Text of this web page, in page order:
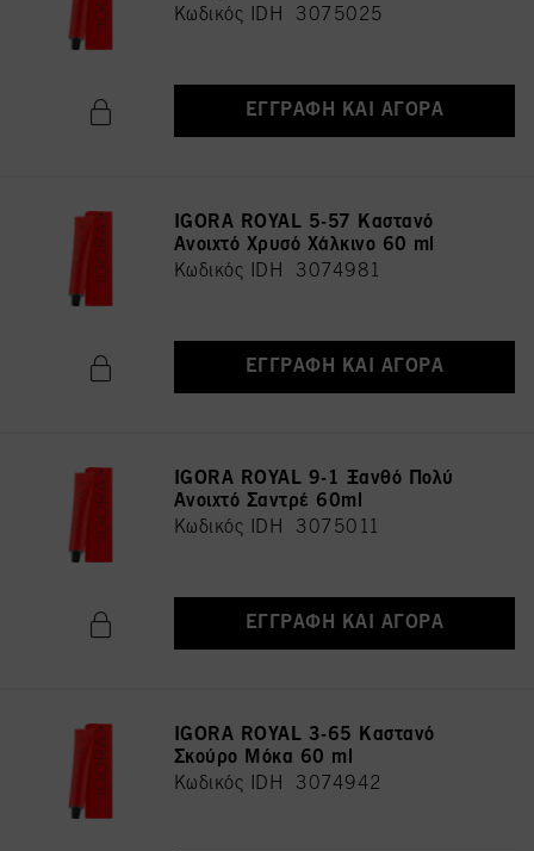
Κωδικός IDH 3075025
ΕΓΓΡΑΦΉ ΚΑΙ ΑΓΟΡΆ
IGORA ROYAL 5-57 Καστανό
Ανοιχτό Χρυσό Χάλκινο 60 ml
Κωδικός IDH 3074981
ΕΓΓΡΑΦΉ ΚΑΙ ΑΓΟΡΆ
IGORA ROYAL 9-1 Ξανθό Πολύ
Ανοιχτό Σαντρέ 60ml
Κωδικός IDH 3075011
ΕΓΓΡΑΦΉ ΚΑΙ ΑΓΟΡΆ
IGORA ROYAL 3-65 Καστανό
Σκούρο Μόκα 60 ml
Κωδικός IDH 3074942